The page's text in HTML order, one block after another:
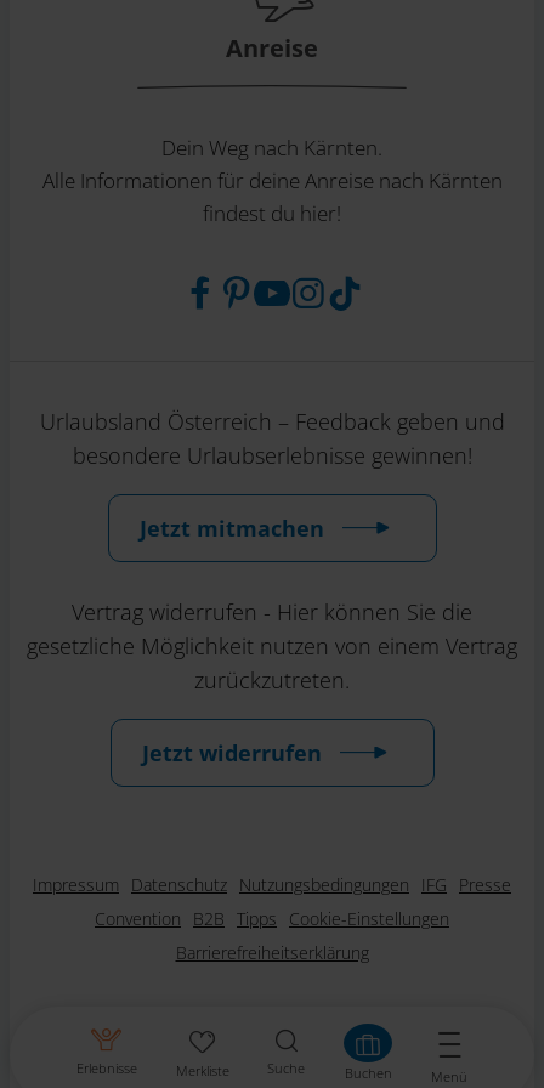
Erlebnisse Merkliste Suche Buchen Menü
Anreise
Dein Weg nach Kärnten.
Alle Informationen für deine Anreise nach Kärnten
findest du hier!
Urlaubsland Österreich – Feedback geben und
besondere Urlaubserlebnisse gewinnen!
Jetzt mitmachen
Vertrag widerrufen - Hier können Sie die
gesetzliche Möglichkeit nutzen von einem Vertrag
zurückzutreten.
Jetzt widerrufen
Impressum Datenschutz Nutzungsbedingungen IFG
Presse
Convention
B2B Tipps
Cookie-Einstellungen
Barrierefreiheitserklärung